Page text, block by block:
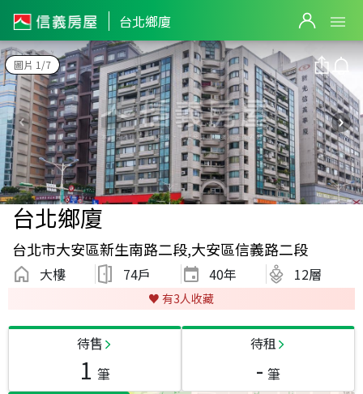
台北鄉廈
圖片 1/7
台北鄉廈
台北市大安區新生南路二段,大安區信義路二段
大樓 74戶 40年 12層
♥️ 有3人收藏
待售
1 筆
待租
- 筆